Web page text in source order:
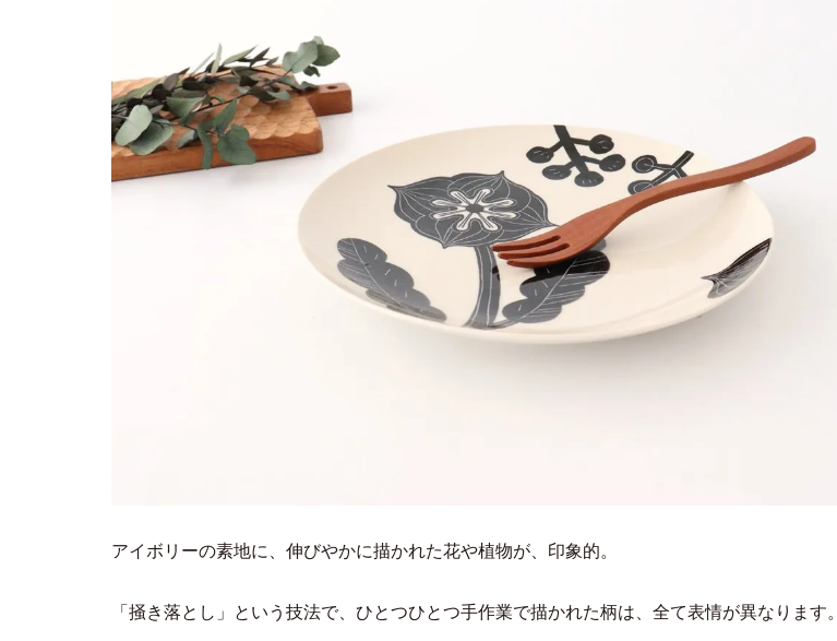
アイボリーの素地に、伸びやかに描かれた花や植物が、印象的。
「掻き落とし」という技法で、ひとつひとつ手作業で描かれた柄は、全て表情が異なります。